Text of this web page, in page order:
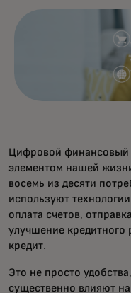
Цифровой финансовый
элементом нашей
восемь из десяти
используют
оплата счетов,
улучшение кредитного
кредит.
Это не просто
существенно влияют